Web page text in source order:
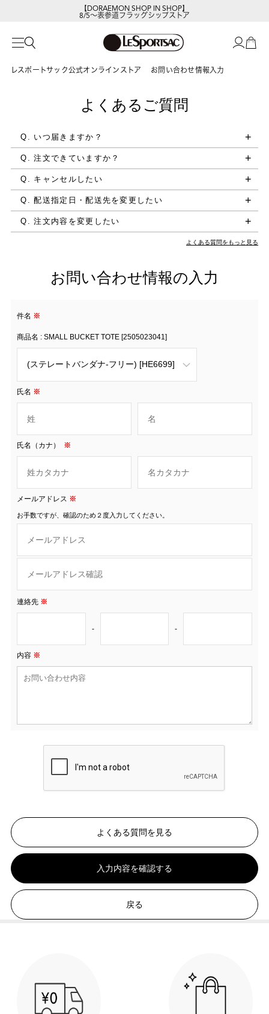
【DORAEMON SHOP IN SHOP】
8/5～表参道フラッグシップストア
レスポートサック公式オンラインストア お問い合わせ情報入力
よくあるご質問
Q. いつ届きますか？
Q. 注文できていますか？
Q. キャンセルしたい
Q. 配送指定日・配送先を変更したい
Q. 注文内容を変更したい
よくある質問をもっと見る
お問い合わせ情報の入力
件名 ※
商品名 : SMALL BUCKET TOTE [2505023041]
氏名 ※
氏名（カナ） ※
メールアドレス ※
お手数ですが、確認のため２度入力してください。
連絡先 ※
- -
内容 ※
よくある質問を見る
入力内容を確認する
戻る